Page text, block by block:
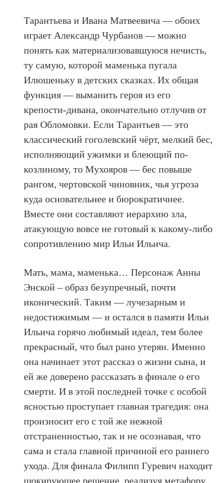
Тарантьева и Ивана Матвеевича — обоих
играет Александр Чурбанов — можно
понять как материализовавшуюся нечисть,
ту самую, которой маменька пугала
Илюшеньку в детских сказках. Их общая
функция — выманить героя из его
крепости-дивана, окончательно отлучив от
рая Обломовки. Если Тарантьев — это
классический гоголевский чёрт, мелкий бес,
исполняющий ужимки и блеющий по-
козлиному, то Мухояров — бес повыше
рангом, чертовской чиновник, чья угроза
куда основательнее и бюрократичнее.
Вместе они составляют иерархию зла,
атакующую вовсе не готовый к какому-либо
сопротивлению мир Ильи Ильича.
Мать, мама, маменька… Персонаж Анны
Энской – образ безупречный, почти
иконический. Таким — лучезарным и
недостижимым — и остался в памяти Ильи
Ильича горячо любимый идеал, тем более
прекрасный, что был рано утерян. Именно
она начинает этот рассказ о жизни сына, и
ей же доверено рассказать в финале о его
смерти. И в этой последней точке с особой
ясностью проступает главная трагедия: она
произносит его с той же нежной
отстраненностью, так и не осознавая, что
сама и стала главной причиной его раннего
ухода. Для финала Филипп Гуревич находит
шокирующее решение, реализуя метафору